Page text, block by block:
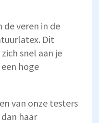
de veren in de
Dit
snel aan je
hoge
van onze testers
haar